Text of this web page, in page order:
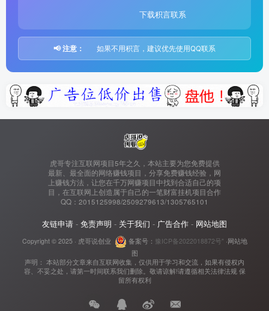
下载积言联系
📢 注意： 如果不用积言，建议优先使用QQ联系
虎哥专注互联网项目5年之久，本站主要为您免费提供
最新、最全面的网络赚钱项目，分享免费赚钱经验，网
上赚钱方法，让您在千万网赚项目中找到合适自己的项
目，在互联网上创造属于自己的一笔财富挂机项目合作
QQ：2015125998/2509279613/1305765101
友链申请 - 免责声明 - 关于我们 - 广告合作 - 网站地图
Copyright © 2025 · 虎哥说创业 备案号： 豫ICP备2022018872号" ·网站地
图
声明： 本站部分文章来自互联网收集，仅供用于学习和交流，如果有侵权内
容、不妥之处，请第一时间联系我们删除。敬请谅解!请遵循相关法律法规 保
留所有权利